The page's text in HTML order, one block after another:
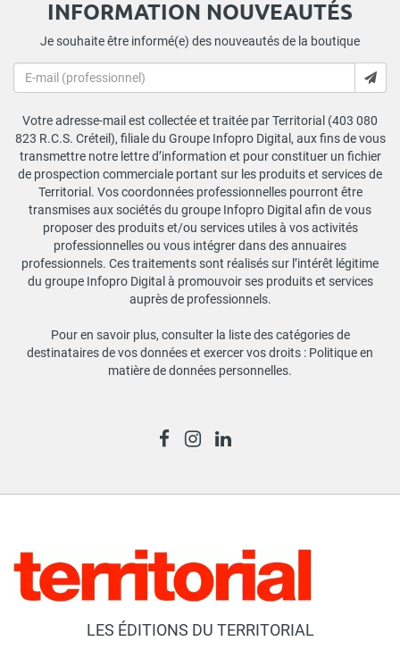
INFORMATION NOUVEAUTÉS
Je souhaite être informé(e) des nouveautés de la boutique
Votre adresse-mail est collectée et traitée par Territorial (403 080
823 R.C.S. Créteil), filiale du Groupe Infopro Digital, aux fins de vous
transmettre notre lettre d’information et pour constituer un fichier
de prospection commerciale portant sur les produits et services de
Territorial. Vos coordonnées professionnelles pourront être
transmises aux sociétés du groupe Infopro Digital afin de vous
proposer des produits et/ou services utiles à vos activités
professionnelles ou vous intégrer dans des annuaires
professionnels. Ces traitements sont réalisés sur l’intérêt légitime
du groupe Infopro Digital à promouvoir ses produits et services
auprès de professionnels.
Pour en savoir plus, consulter la liste des catégories de
destinataires de vos données et exercer vos droits : Politique en
matière de données personnelles.
LES ÉDITIONS DU TERRITORIAL